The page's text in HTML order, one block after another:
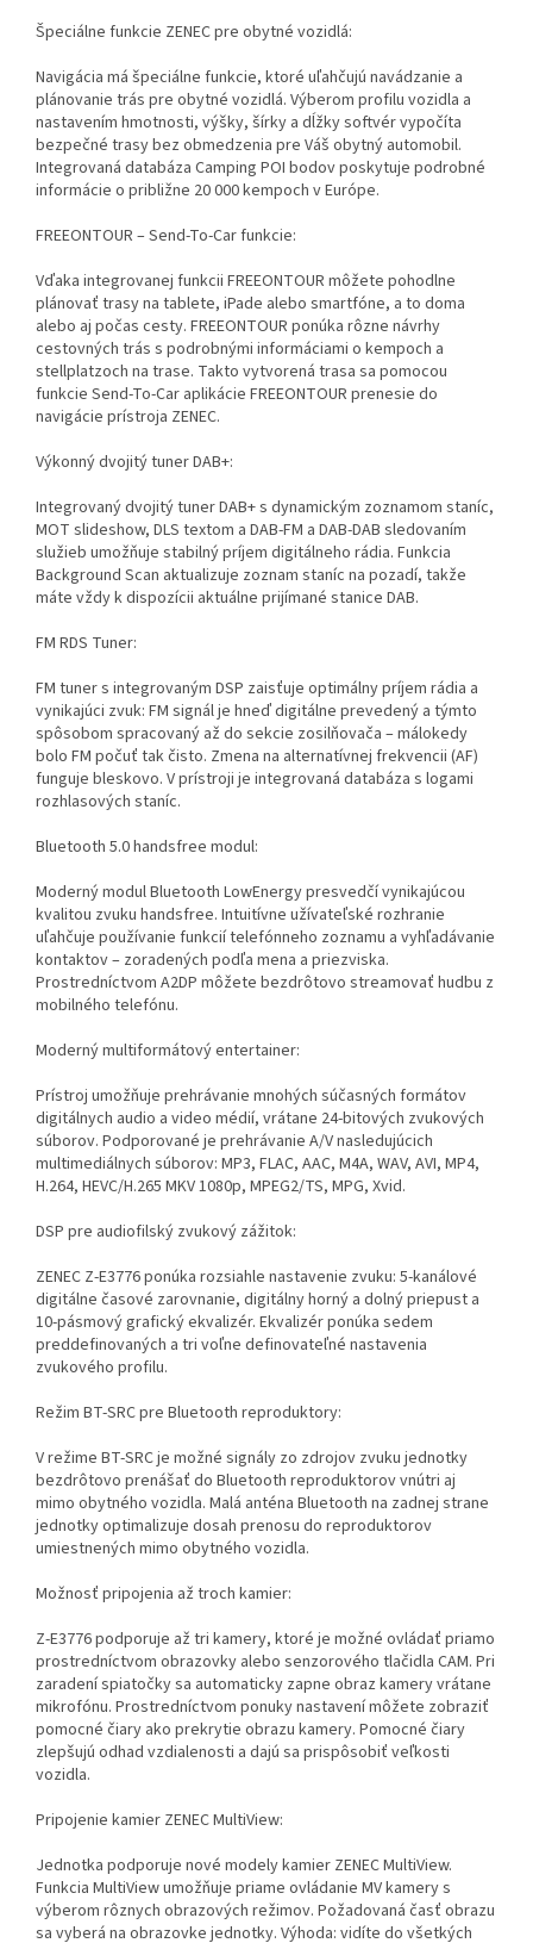
Špeciálne funkcie ZENEC pre obytné vozidlá:
Navigácia má špeciálne funkcie, ktoré uľahčujú navádzanie a
plánovanie trás pre obytné vozidlá. Výberom profilu vozidla a
nastavením hmotnosti, výšky, šírky a dĺžky softvér vypočíta
bezpečné trasy bez obmedzenia pre Váš obytný automobil.
Integrovaná databáza Camping POI bodov poskytuje podrobné
informácie o približne 20 000 kempoch v Európe.
FREEONTOUR – Send-To-Car funkcie:
Vďaka integrovanej funkcii FREEONTOUR môžete pohodlne
plánovať trasy na tablete, iPade alebo smartfóne, a to doma
alebo aj počas cesty. FREEONTOUR ponúka rôzne návrhy
cestovných trás s podrobnými informáciami o kempoch a
stellplatzoch na trase. Takto vytvorená trasa sa pomocou
funkcie Send-To-Car aplikácie FREEONTOUR prenesie do
navigácie prístroja ZENEC.
Výkonný dvojitý tuner DAB+:
Integrovaný dvojitý tuner DAB+ s dynamickým zoznamom staníc,
MOT slideshow, DLS textom a DAB-FM a DAB-DAB sledovaním
služieb umožňuje stabilný príjem digitálneho rádia. Funkcia
Background Scan aktualizuje zoznam staníc na pozadí, takže
máte vždy k dispozícii aktuálne prijímané stanice DAB.
FM RDS Tuner:
FM tuner s integrovaným DSP zaisťuje optimálny príjem rádia a
vynikajúci zvuk: FM signál je hneď digitálne prevedený a týmto
spôsobom spracovaný až do sekcie zosilňovača – málokedy
bolo FM počuť tak čisto. Zmena na alternatívnej frekvencii (AF)
funguje bleskovo. V prístroji je integrovaná databáza s logami
rozhlasových staníc.
Bluetooth 5.0 handsfree modul:
Moderný modul Bluetooth LowEnergy presvedčí vynikajúcou
kvalitou zvuku handsfree. Intuitívne užívateľské rozhranie
uľahčuje používanie funkcií telefónneho zoznamu a vyhľadávanie
kontaktov – zoradených podľa mena a priezviska.
Prostredníctvom A2DP môžete bezdrôtovo streamovať hudbu z
mobilného telefónu.
Moderný multiformátový entertainer:
Prístroj umožňuje prehrávanie mnohých súčasných formátov
digitálnych audio a video médií, vrátane 24-bitových zvukových
súborov. Podporované je prehrávanie A/V nasledujúcich
multimediálnych súborov: MP3, FLAC, AAC, M4A, WAV, AVI, MP4,
H.264, HEVC/H.265 MKV 1080p, MPEG2/TS, MPG, Xvid.
DSP pre audiofilský zvukový zážitok:
ZENEC Z-E3776 ponúka rozsiahle nastavenie zvuku: 5-kanálové
digitálne časové zarovnanie, digitálny horný a dolný priepust a
10-pásmový grafický ekvalizér. Ekvalizér ponúka sedem
preddefinovaných a tri voľne definovateľné nastavenia
zvukového profilu.
Režim BT-SRC pre Bluetooth reproduktory:
V režime BT-SRC je možné signály zo zdrojov zvuku jednotky
bezdrôtovo prenášať do Bluetooth reproduktorov vnútri aj
mimo obytného vozidla. Malá anténa Bluetooth na zadnej strane
jednotky optimalizuje dosah prenosu do reproduktorov
umiestnených mimo obytného vozidla.
Možnosť pripojenia až troch kamier:
Z-E3776 podporuje až tri kamery, ktoré je možné ovládať priamo
prostredníctvom obrazovky alebo senzorového tlačidla CAM. Pri
zaradení spiatočky sa automaticky zapne obraz kamery vrátane
mikrofónu. Prostredníctvom ponuky nastavení môžete zobraziť
pomocné čiary ako prekrytie obrazu kamery. Pomocné čiary
zlepšujú odhad vzdialenosti a dajú sa prispôsobiť veľkosti
vozidla.
Pripojenie kamier ZENEC MultiView:
Jednotka podporuje nové modely kamier ZENEC MultiView.
Funkcia MultiView umožňuje priame ovládanie MV kamery s
výberom rôznych obrazových režimov. Požadovaná časť obrazu
sa vyberá na obrazovke jednotky. Výhoda: vidíte do všetkých